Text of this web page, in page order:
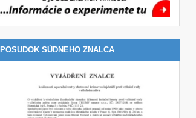
POSUDOK SÚDNEHO ZNALCA